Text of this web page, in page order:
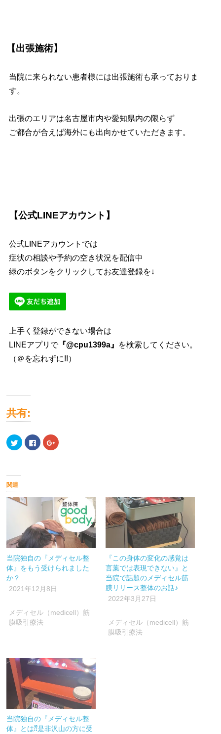
【出張施術】
当院に来られない患者様には出張施術も承っておりま
す。
出張のエリアは名古屋市内や愛知県内の限らず
ご都合が合えば海外にも出向かせていただきます。
【公式LINEアカウント】
公式LINEアカウントでは
症状の相談や予約の空き状況を配信中
緑のボタンをクリックしてお友達登録を↓
上手く登録ができない場合は
LINEアプリで『@cpu1399a』 を検索してください。
（＠を忘れずに!!）
共有:
ク
リ
Twitter
有
(新
し
ン
ド
ウ
で
開
き
ま
す)
Facebook
で
ッ
ク
く
だ
さ
い
(新
い
ウ
ィ
ウ
で
ま
す)
ク
リ
(新
し
い
ウ
ィ
ン
ド
ウ
で
き
ま
す)
関連
当院独自の『メディセル整
体』をもう受けられました
か？
2021年12月8日
メディセル（medicell）筋
膜吸引療法
『この身体の変化の感覚は
言葉では表現できない』と
当院で話題のメディセル筋
膜リリース整体のお話♪
2022年3月27日
メディセル（medicell）筋
膜吸引療法
当院独自の『メディセル整
体』とは⁇是非沢山の方に受